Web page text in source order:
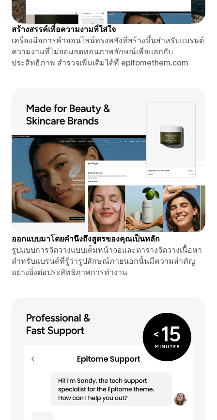
สร้างสรรค์เพื่อความงามที่ใส่ใจ
เครื่องมือการค้าออนไลน์ทรงพลังที่สร้างขึ้นสำหรับแบรนด์
ความงามที่ไม่ยอมลดทอนภาพลักษณ์เพื่อแลกกับ
ประสิทธิภาพ สำรวจเพิ่มเติมได้ที่ epitomethem.com
ออกแบบมาโดยคำนึงถึงสูตรของคุณเป็นหลัก
รูปแบบการจัดวางแบบเต็มหน้าจอและตารางจัดวางเนื้อหา
สำหรับแบรนด์ที่รู้ว่ารูปลักษณ์ภายนอกนั้นมีความสำคัญ
อย่างยิ่งต่อประสิทธิภาพการทำงาน